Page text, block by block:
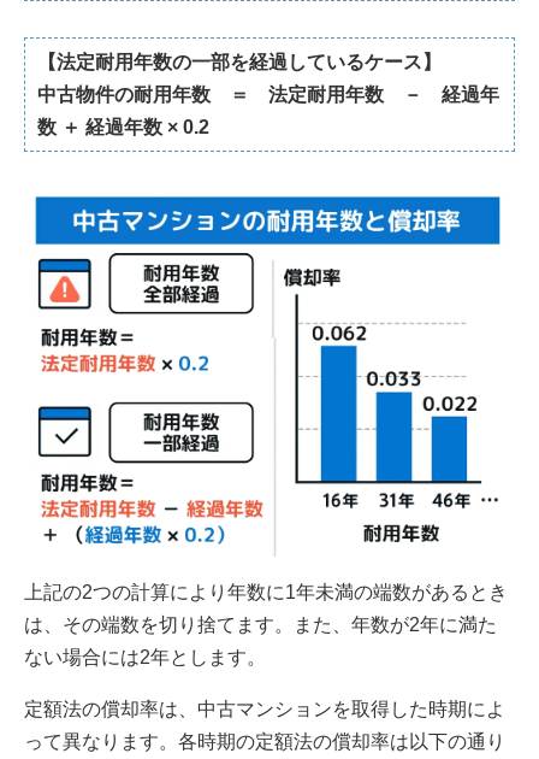
【法定耐用年数の一部を経過しているケース】
中古物件の耐用年数 ＝ 法定耐用年数 － 経過年
数 ＋ 経過年数 × 0.2
上記の2つの計算により年数に1年未満の端数があるとき
は、その端数を切り捨てます。また、年数が2年に満た
ない場合には2年とします。
定額法の償却率は、中古マンションを取得した時期によ
って異なります。各時期の定額法の償却率は以下の通り